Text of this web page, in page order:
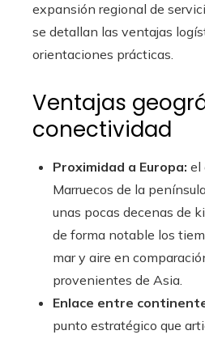
expansión regional de
se detallan las ventajas
orientaciones prácticas.
Ventajas
conectividad
Proximidad a Europa: el
Marruecos de la
unas pocas decenas de
de forma notable los
mar y aire en
provenientes de Asia.
Enlace entre
punto estratégico que